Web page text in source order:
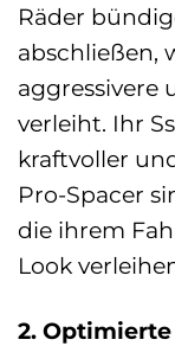
Räder
abschließen,
aggressivere
verleiht. Ihr
kraftvoller
Pro-Spacer
die ihrem
Look
2.